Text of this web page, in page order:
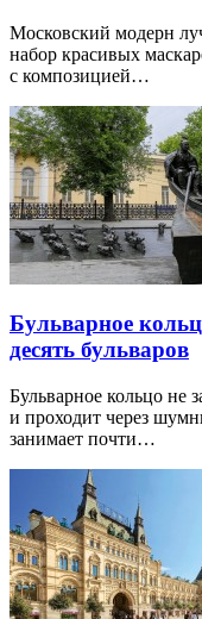
Московский модерн
набор красивых
с композицией…
Бульварное
десять бульваров
Бульварное кольцо не
и проходит через
занимает почти…